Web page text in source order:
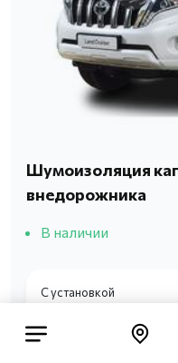
Шумоизоляция
внедорожника
В наличии
С установкой